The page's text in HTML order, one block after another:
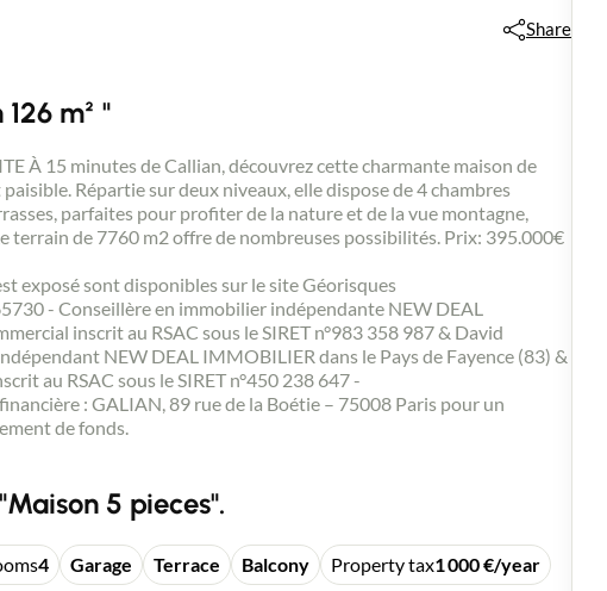
Share
m² "
À 15 minutes de Callian, découvrez cette charmante maison de
Répartie sur deux niveaux, elle dispose de 4 chambres
parfaites pour profiter de la nature et de la vue montagne,
terrain de 7760 m2 offre de nombreuses possibilités. Prix: 395.000€
exposé sont disponibles sur le site Géorisques
- Conseillère en immobilier indépendante NEW DEAL
inscrit au RSAC sous le SIRET n°983 358 987 & David
NEW DEAL IMMOBILIER dans le Pays de Fayence (83) &
au RSAC sous le SIRET n°450 238 647 -
: GALIAN, 89 rue de la Boétie – 75008 Paris pour un
de fonds.
5 pieces".
4 Garage Terrace Balcony Property tax1 000 €/year